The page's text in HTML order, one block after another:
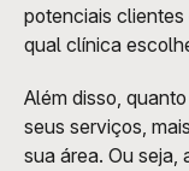
potenciais
qual clínica
Além disso,
seus serviços,
sua área. Ou seja,